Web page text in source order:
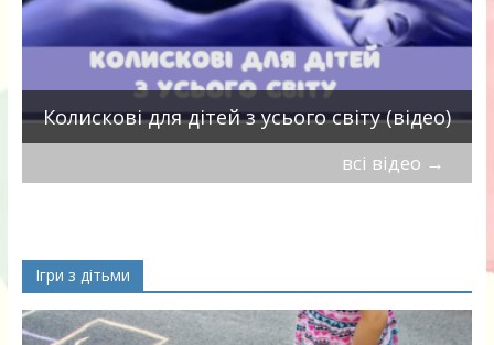
Колискові для дітей з усього світу (відео)
всі відео →
Ігри з дітьми